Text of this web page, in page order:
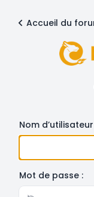
Accueil du
Nom
Mot de passe :